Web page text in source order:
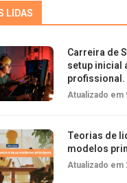
LIDAS
Carreira de
setup inicial
profissional.
Atualizado em
Teorias de
modelos
Atualizado em